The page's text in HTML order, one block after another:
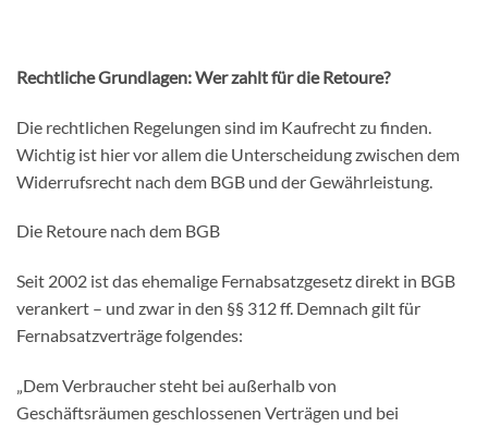
Rechtliche Grundlagen: Wer zahlt für die Retoure?
Die rechtlichen Regelungen sind im Kaufrecht zu finden.
Wichtig ist hier vor allem die Unterscheidung zwischen dem
Widerrufsrecht nach dem BGB und der Gewährleistung.
Die Retoure nach dem BGB
Seit 2002 ist das ehemalige Fernabsatzgesetz direkt in BGB
verankert – und zwar in den §§ 312 ff. Demnach gilt für
Fernabsatzverträge folgendes:
„Dem Verbraucher steht bei außerhalb von
Geschäftsräumen geschlossenen Verträgen und bei